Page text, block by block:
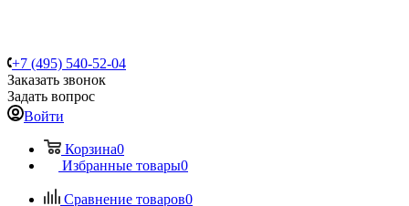
+7 (495) 540-52-04
Заказать звонок
Задать вопрос
Войти
Корзина0
Избранные товары0
Сравнение товаров0